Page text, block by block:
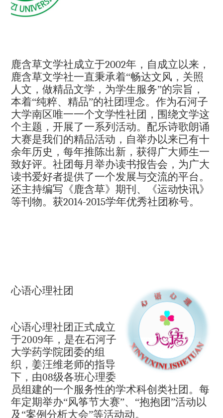
鹿含草文学社成立于2002年，自成立以来，
鹿含草文学社一直秉承着“畅达文风，关照
人文，做精品文学，为学生服务”的宗旨，
本着“纯粹、精品”的社团理念。作为石河子
大学南区唯一一个文学性社团，围绕文学这
个主题，开展了一系列活动。配乐诗歌朗诵
大赛是我们的精品活动，自举办以来已有十
余年历史，每年推陈出新，获得广大师生一
致好评。社团每月举办读书报告会，为广大
读书爱好者提供了一个发展与交流的平台。
还主持编写《鹿含草》期刊、《运动快讯》
等刊物。获2014-2015学年优秀社团称号。
心语心理社团
心语心理社团正式成立
于2009年，是在石河子
大学药学院团委的组
织，姜汪维老师的指导
下，由08级各班心理委
员组建的一个服务性的学术科创类社团。每
年定期举办“风筝节大赛”、“抱抱团”活动以
及“案例分析大会”等活动动。